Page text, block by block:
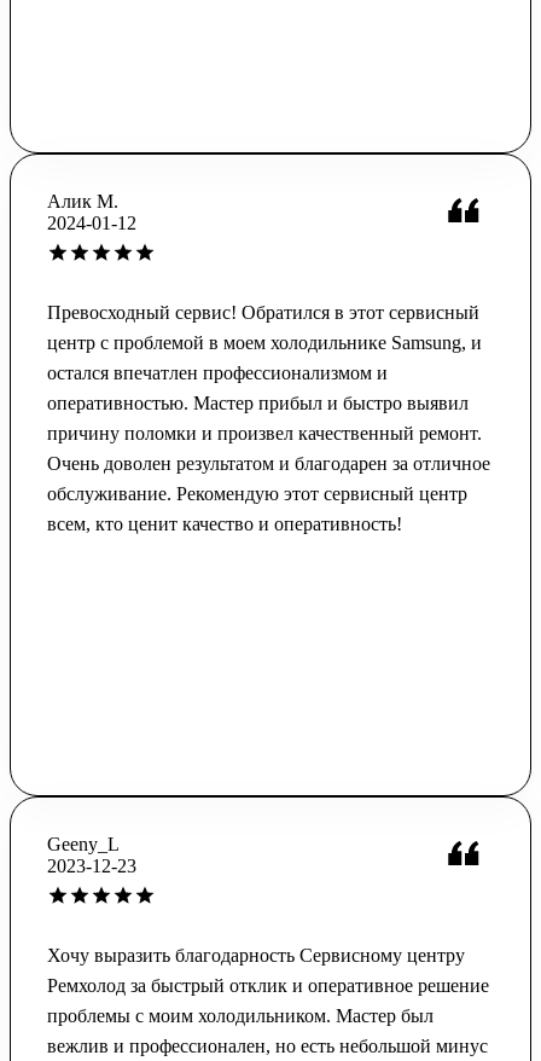
Алик М.
2024-01-12
Превосходный сервис! Обратился в этот сервисный
центр с проблемой в моем холодильнике Samsung, и
остался впечатлен профессионализмом и
оперативностью. Мастер прибыл и быстро выявил
причину поломки и произвел качественный ремонт.
Очень доволен результатом и благодарен за отличное
обслуживание. Рекомендую этот сервисный центр
всем, кто ценит качество и оперативность!
Geeny_L
2023-12-23
Хочу выразить благодарность Сервисному центру
Ремхолод за быстрый отклик и оперативное решение
проблемы с моим холодильником. Мастер был
вежлив и профессионален, но есть небольшой минус